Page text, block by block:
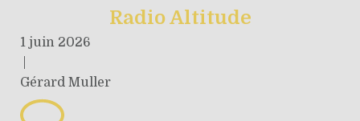
Radio Altitude
1 juin 2026
Gérard Muller